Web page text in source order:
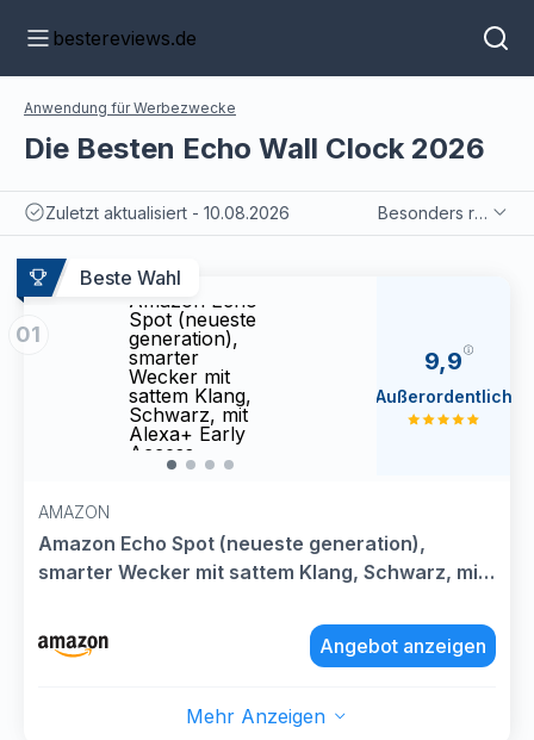
bestereviews.de
Anwendung für Werbezwecke
Die Besten Echo Wall Clock 2026
Zuletzt aktualisiert - 10.08.2026 Besonders relevant
Beste Wahl
01
Amazon Echo
Spot (neueste
generation),
smarter
Wecker mit
sattem Klang,
Schwarz, mit
Alexa+ Early
Access
AMAZON
Amazon Echo Spot (neueste generation),
smarter Wecker mit sattem Klang, Schwarz, mit
9,9
Außerordentlich
Angebot anzeigen
Mehr Anzeigen